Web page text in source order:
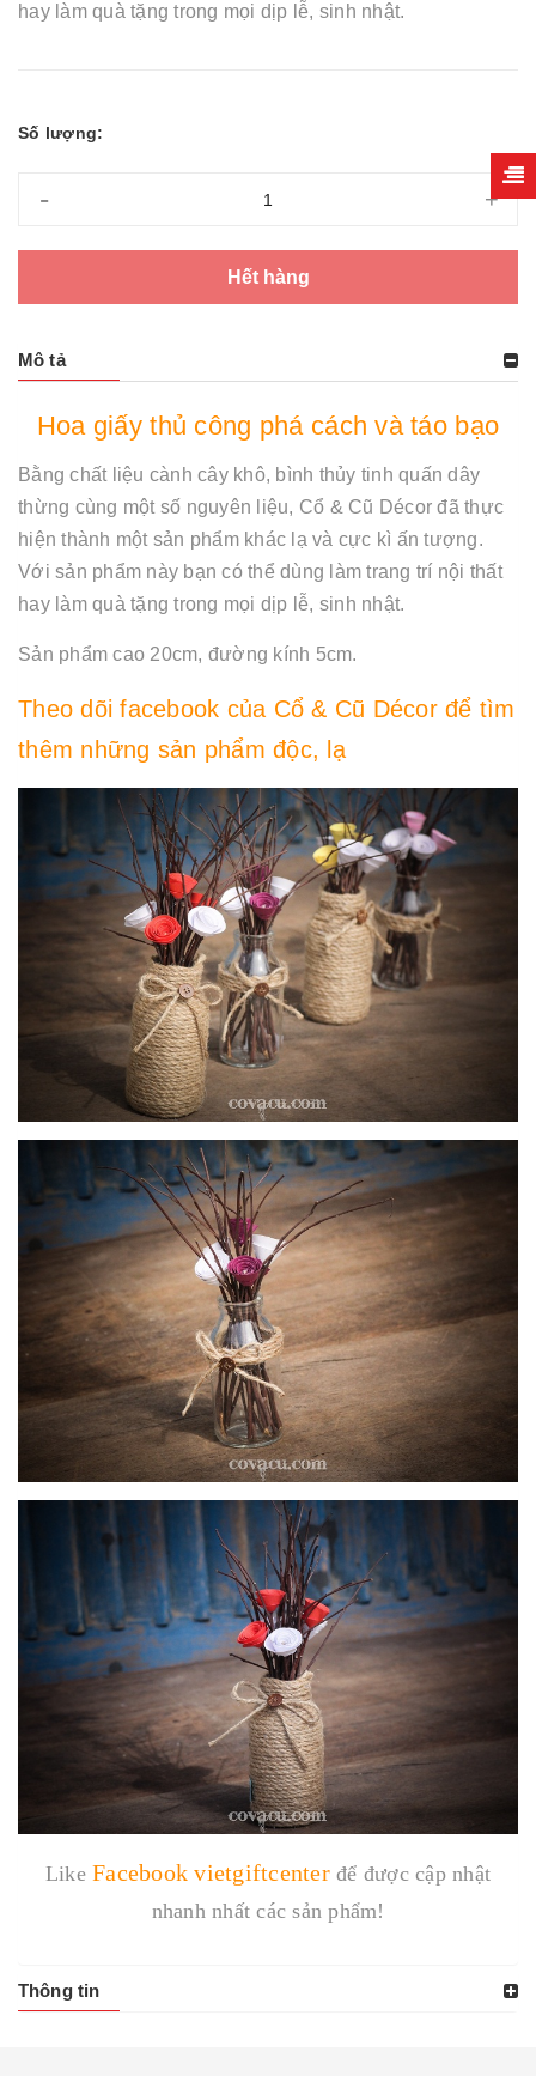
hay làm quà tặng trong mọi dịp lễ, sinh nhật.
Số lượng:
- +
Hết hàng
Mô tả
Hoa giấy thủ công phá cách và táo bạo
Bằng chất liệu cành cây khô, bình thủy tinh quấn dây
thừng cùng một số nguyên liệu, Cổ & Cũ Décor đã thực
hiện thành một sản phẩm khác lạ và cực kì ấn tượng.
Với sản phẩm này bạn có thể dùng làm trang trí nội thất
hay làm quà tặng trong mọi dịp lễ, sinh nhật.
Sản phẩm cao 20cm, đường kính 5cm.
Theo dõifacebook của Cổ & Cũ Décorđể tìm
thêm những sản phẩm độc, lạ
LikeFacebook vietgiftcenterđể được cập nhật
nhanh nhất các sản phẩm!
Thông tin